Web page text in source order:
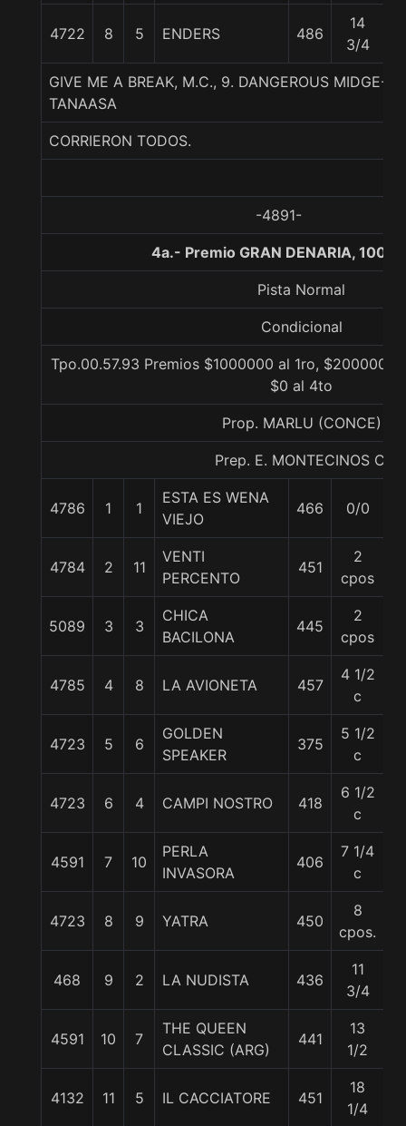
4722 8 5 ENDERS 486
14
3/4
GIVE ME A BREAK, M.C., 9. DANGEROUS MIDGE-
TANAASA
CORRIERON TODOS.
-4891-
4a.- Premio GRAN DENARIA, 1000
Pista Normal
Condicional
Tpo.00.57.93 Premios $1000000 al 1ro, $200000
$0 al 4to
Prop. MARLU (CONCE)
Prep. E. MONTECINOS C.
4786 1 1
ESTA ES WENA
VIEJO
466 0/0
4784 2 11
VENTI
PERCENTO
451
2
cpos
5089 3 3
CHICA
BACILONA
445
2
cpos
4785 4 8 LA AVIONETA 457
4 1/2
c
4723 5 6
GOLDEN
SPEAKER
375
5 1/2
c
4723 6 4 CAMPI NOSTRO 418
6 1/2
c
4591 7 10
PERLA
INVASORA
406
7 1/4
c
4723 8 9 YATRA 450
8
cpos.
468 9 2 LA NUDISTA 436
11
3/4
4591 10 7
THE QUEEN
CLASSIC (ARG)
441
13
1/2
4132 11 5 IL CACCIATORE 451
18
1/4